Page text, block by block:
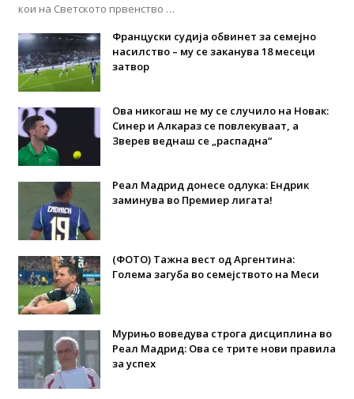
кои на Светското првенство …
Француски судија обвинет за семејно
насилство – му се заканува 18 месеци
затвор
Ова никогаш не му се случило на Новак:
Синер и Алкараз се повлекуваат, а
Зверев веднаш се „распадна“
Реал Мадрид донесе одлука: Eндрик
заминува во Премиер лигата!
(ФОТО) Тажна вест од Аргентина:
Голема загуба во семејството на Меси
Мурињо воведува строга дисциплина во
Реал Мадрид: Ова се трите нови правила
за успех